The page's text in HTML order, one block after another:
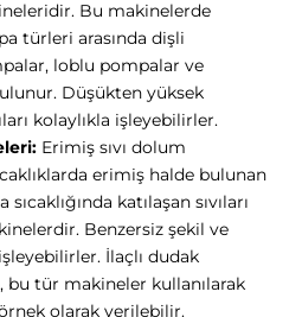
Bu makinelerde
türleri arasında dişli
loblu pompalar ve
Düşükten yüksek
kolaylıkla işleyebilirler.
Erimiş sıvı dolum
erimiş halde bulunan
katılaşan sıvıları
Benzersiz şekil ve
İlaçlı dudak
bu tür makineler kullanılarak
olarak verilebilir.